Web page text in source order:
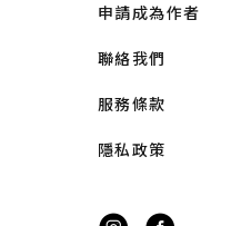
申請成為作者
聯絡我們
服務條款
隱私政策